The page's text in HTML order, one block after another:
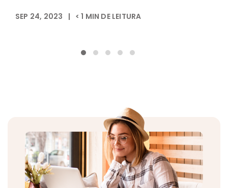
SEP 24, 2023 | < 1 MIN DE LEITURA